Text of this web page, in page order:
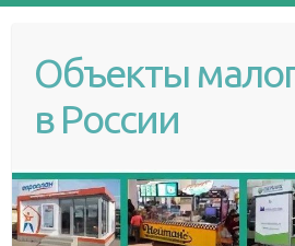
Объекты
в России